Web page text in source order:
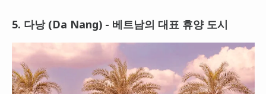
5. 다낭 (Da Nang) - 베트남의 대표 휴양 도시